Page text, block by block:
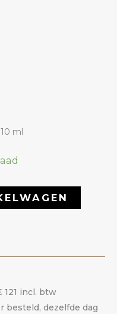
ml
121 incl. btw
besteld, dezelfde dag